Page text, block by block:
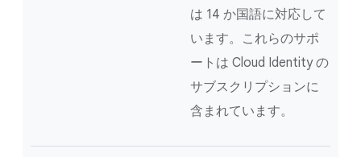
は 14 か国語に対応して
います。これらのサポ
ートは Cloud Identity の
サブスクリプションに
含まれています。